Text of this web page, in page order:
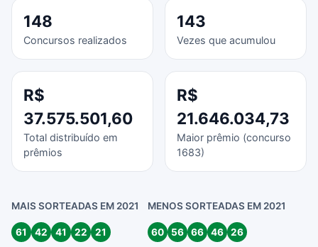
148
Concursos realizados
143
Vezes que acumulou
R$
37.575.501,60
Total distribuído em
prêmios
R$
21.646.034,73
Maior prêmio (concurso
1683)
MAIS SORTEADAS EM 2021
61 42 41 22 21
MENOS SORTEADAS EM 2021
60 56 66 46 26